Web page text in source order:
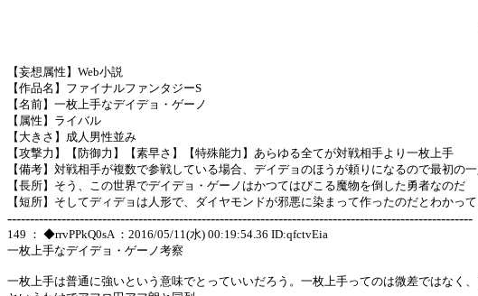
【妄想属性】Web小説
【作品名】ファイナルファンタジーS
【名前】一枚上手なデイデョ・ゲーノ
【属性】ライバル
【大きさ】成人男性並み
【攻撃力】【防御力】【素早さ】【特殊能力】あらゆる全てが対戦相手より一枚上手
【備考】対戦相手が複数で参戦している場合、デイデョのほうが頼りになるので最初の
【長所】そう、この世界でデイデョ・ゲーノはかつてはびこる魔物を倒した勇者なのだ
【短所】そしてディデョは人形で、ダイヤモンドが邪悪に染まって作ったのだとわかっ
-------------------------------------------------------------------------------------------------------
149 ： ◆rrvPPkQ0sA ：2016/05/11(水) 00:19:54.36 ID:qfctvEia
一枚上手なデイデョ・ゲーノ考察
一枚上手は普通に強いという意味でとっていいだろう。一枚上手ってのは微差ではなく